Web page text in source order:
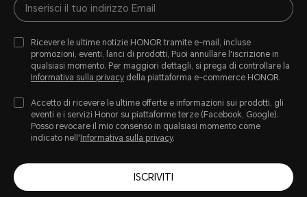
Ricevere le ultime notizie HONOR tramite e-mail, incluse
promozioni, eventi, lanci di prodotti, Puoi annullare l'iscrizione in
qualsiasi momento. Per maggiori dettagli, si prega di controllare la
Informativa sulla privacy della piattaforma e-commerce HONOR.
Accetto di ricevere le ultime offerte e informazioni sui prodotti, gli
eventi e i servizi Honor su piattaforme terze (Facebook, Google).
Posso revocare il mio consenso in qualsiasi momento come
indicato nell'Informativa sulla privacy.
ISCRIVITI